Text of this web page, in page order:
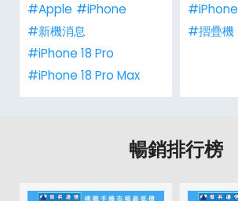
#Apple #iPhone
#新機消息
#iPhone 18 Pro
#iPhone 18 Pro Max
#iPhone
#摺疊機
暢銷排行榜